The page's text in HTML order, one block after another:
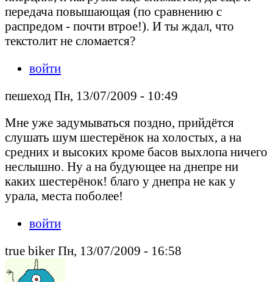
передача повышающая (по сравнению с
распредом - почти втрое!). И ты ждал, что
текстолит не сломается?
войти
пешеход Пн, 13/07/2009 - 10:49
Мне уже задумываться поздно, прийдётся
слушать шум шестерёнок на холостых, а на
средних и высоких кроме басов выхлопа ничего
неслышно. Ну а на будующее на днепре ни
каких шестерёнок! благо у днепра не как у
урала, места поболее!
войти
true biker Пн, 13/07/2009 - 16:58